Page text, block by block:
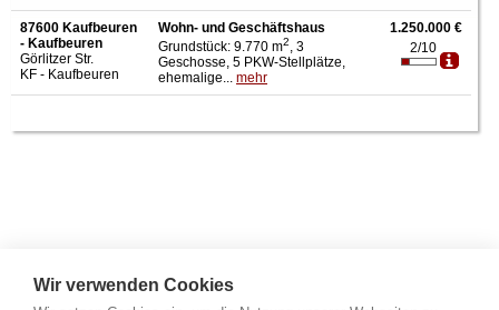
Wir verwenden Cookies
87600 Kaufbeuren
- Kaufbeuren
Görlitzer Str.
KF - Kaufbeuren
Wohn- und Geschäftshaus
Grundstück: 9.770 m2, 3
Geschosse, 5 PKW-Stellplätze,
ehemalige... mehr
1.250.000 €
2/10